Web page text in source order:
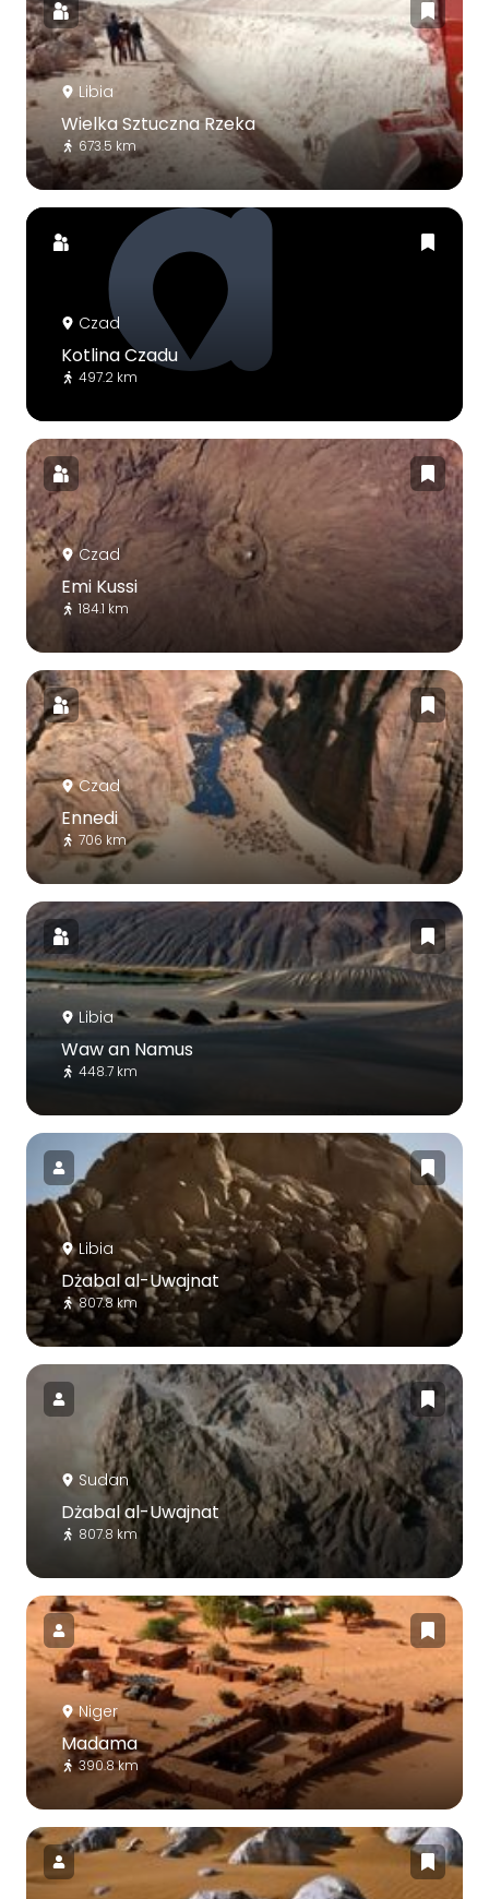
Libia
Wielka Sztuczna Rzeka
673.5 km
Czad
Kotlina Czadu
497.2 km
Czad
Emi Kussi
184.1 km
Czad
Ennedi
706 km
Libia
Waw an Namus
448.7 km
Libia
Dżabal al-Uwajnat
807.8 km
Sudan
Dżabal al-Uwajnat
807.8 km
Niger
Madama
390.8 km